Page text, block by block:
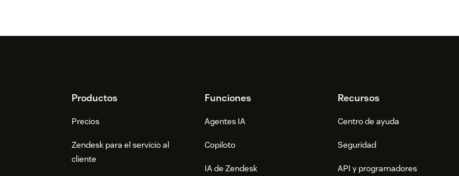
FooterProductos
Precios
Zendesk para el servicio al
cliente
Funciones
Agentes IA
Copiloto
IA de Zendesk
Recursos
Centro de ayuda
Seguridad
API y programadores